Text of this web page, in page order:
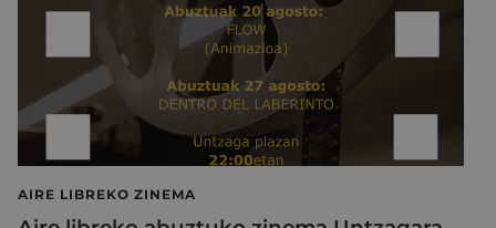
AIRE LIBREKO ZINEMA